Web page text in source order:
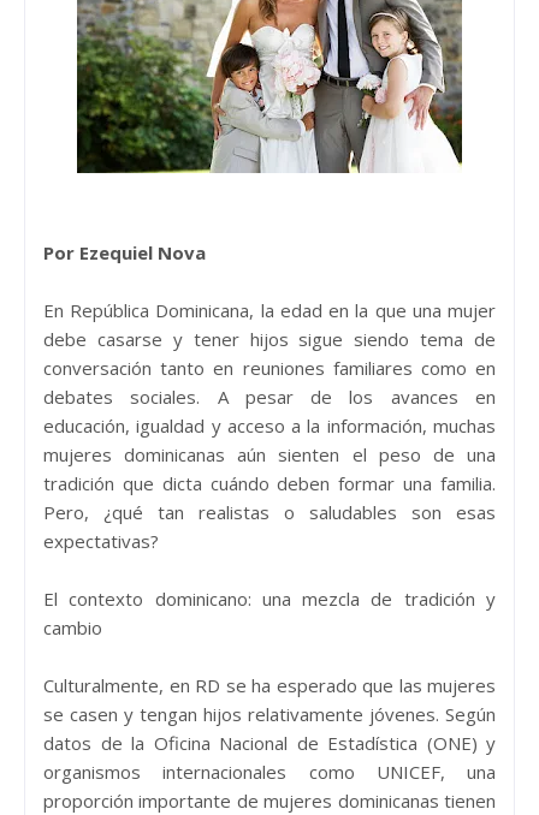
Por Ezequiel Nova
En República Dominicana, la edad en la que una mujer
debe casarse y tener hijos sigue siendo tema de
conversación tanto en reuniones familiares como en
debates sociales. A pesar de los avances en
educación, igualdad y acceso a la información, muchas
mujeres dominicanas aún sienten el peso de una
tradición que dicta cuándo deben formar una familia.
Pero, ¿qué tan realistas o saludables son esas
expectativas?
El contexto dominicano: una mezcla de tradición y
cambio
Culturalmente, en RD se ha esperado que las mujeres
se casen y tengan hijos relativamente jóvenes. Según
datos de la Oficina Nacional de Estadística (ONE) y
organismos internacionales como UNICEF, una
proporción importante de mujeres dominicanas tienen